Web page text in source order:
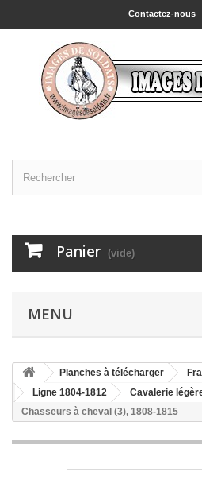
Contactez-nous
Panier (vide)
MENU
Planches à télécharger
Ligne 1804-1812
Cavalerie
Chasseurs à cheval (3), 1808-1815